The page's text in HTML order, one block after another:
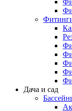
Дача и сад